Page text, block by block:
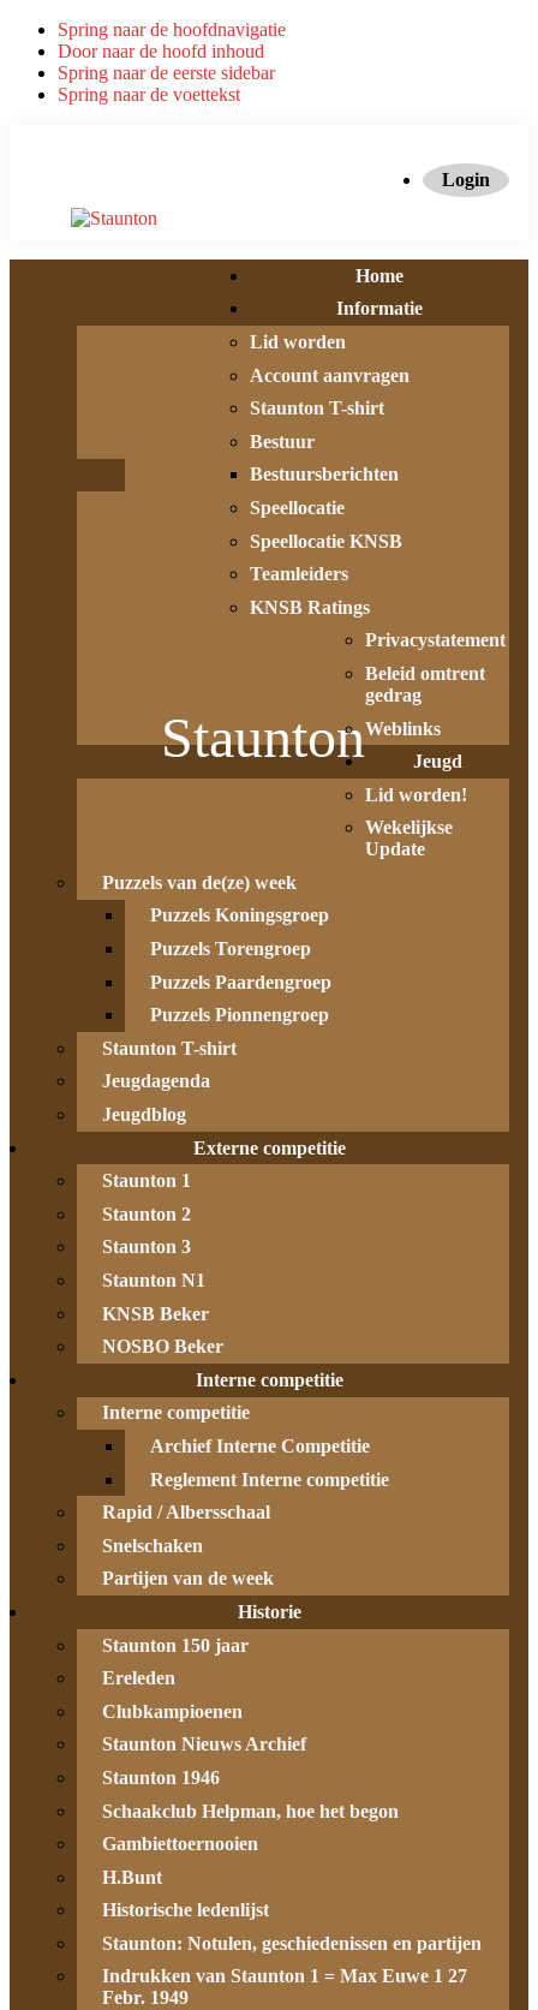
Spring naar de hoofdnavigatie
Door naar de hoofd inhoud
Spring naar de eerste sidebar
Spring naar de voettekst
Login
Staunton
Home
Informatie
Lid worden
Account aanvragen
Staunton T-shirt
Bestuur
Bestuursberichten
Speellocatie
Speellocatie KNSB
Teamleiders
KNSB Ratings
Privacystatement
Beleid omtrent
gedrag
Weblinks
Jeugd
Lid worden!
Wekelijkse
Update
Puzzels van de(ze) week
Puzzels Koningsgroep
Puzzels Torengroep
Puzzels Paardengroep
Puzzels Pionnengroep
Staunton T-shirt
Jeugdagenda
Jeugdblog
Externe competitie
Staunton 1
Staunton 2
Staunton 3
Staunton N1
KNSB Beker
NOSBO Beker
Interne competitie
Interne competitie
Archief Interne Competitie
Reglement Interne competitie
Rapid / Albersschaal
Snelschaken
Partijen van de week
Historie
Staunton 150 jaar
Ereleden
Clubkampioenen
Staunton Nieuws Archief
Staunton 1946
Schaakclub Helpman, hoe het begon
Gambiettoernooien
H.Bunt
Historische ledenlijst
Staunton: Notulen, geschiedenissen en partijen
Indrukken van Staunton 1 = Max Euwe 1 27
Febr. 1949